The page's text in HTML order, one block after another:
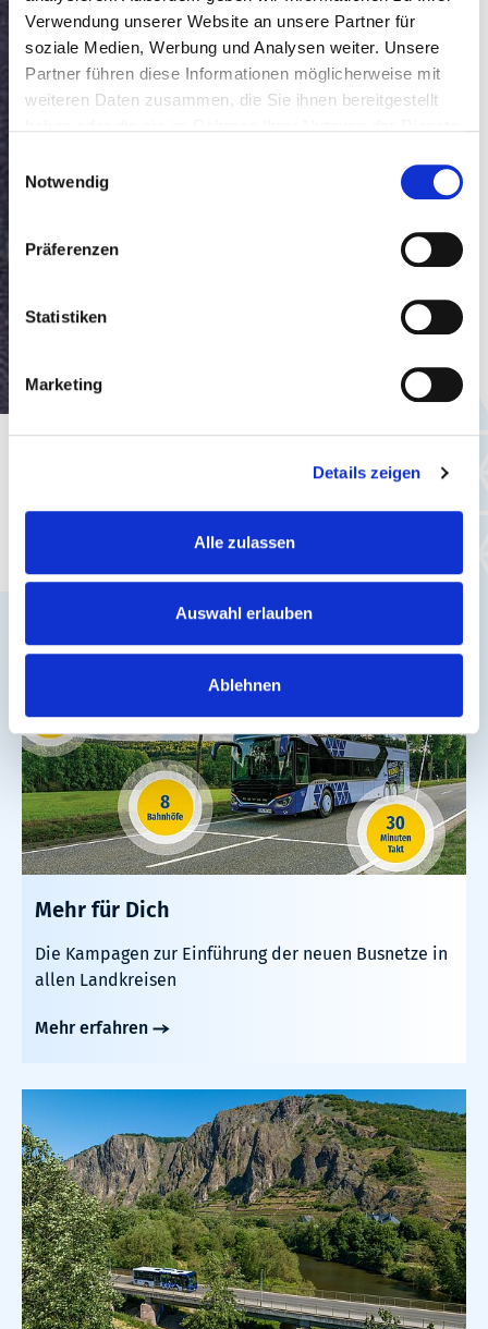
Verwendung unserer Website an unsere Partner für
soziale Medien, Werbung und Analysen weiter. Unsere
Partner führen diese Informationen möglicherweise mit
weiteren Daten zusammen, die Sie ihnen bereitgestellt
Notwendig
Präferenzen
Statistiken
Marketing
Details zeigen
Alle zulassen
Auswahl erlauben
Ablehnen
Informativ und inspirierend. Bei unseren
Kampagnen steht Dein Erlebnis im Mittelpunkt.
Mehr für Dich
Die Kampagen zur Einführung der neuen Busnetze in
allen Landkreisen
Mehr erfahren